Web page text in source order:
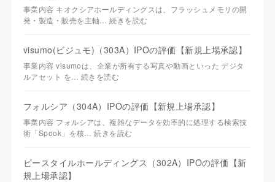
事業内容 キオクシアホールディングスは、フラッシュメモリの開
発・製造・販売を主軸…続きを読む
visumo(ビジュモ)（303A）IPOの評価【新規上場承認】
事業内容 visumoは、企業が所有する写真や動画といった デジタ
ルアセット を… 続きを読む
フォルシア（304A）IPOの評価【新規上場承認】
事業内容 フォルシアは、複雑なデータを効率的に処理する検索技
術「Spook」を核…続きを読む
ビースタイルホールディングス（302A）IPOの評価【新
規上場承認】